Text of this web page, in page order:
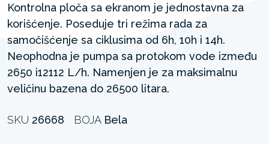
Kontrolna ploča sa ekranom je jednostavna za
korišćenje. Poseduje tri režima rada za
samočišćenje sa ciklusima od 6h, 10h i 14h.
Neophodna je pumpa sa protokom vode između
2650 i12112 L/h. Namenjen je za maksimalnu
veličinu bazena do 26500 litara.
SKU 26668 BOJA Bela